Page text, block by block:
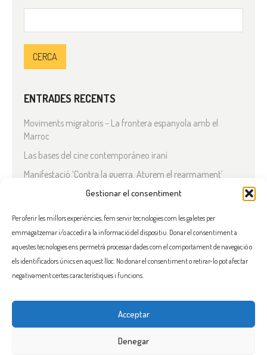
Gestionar el consentiment
Per oferir les millors experiències, fem servir tecnologies com les galetes per
emmagatzemar i/o accedir a la informació del dispositiu. Donar el consentiment a
aquestes tecnologies ens permetrà processar dades com el comportament de navegació o
els identificadors únics en aquest lloc. No donar el consentiment o retirar-lo pot afectar
negativament certes característiques i funcions.
Acceptar
Denegar
ENTRADES RECENTS
Moviments migratoris – La frontera espanyola amb el
Marroc
Las bases del cine contemporáneo iraní
Manifestació ‘Contra la guerra. Aturem el rearmament’
En solidaritat amb el Líban
Què està passant a l’Iran?
COMENTARIS RECENTS